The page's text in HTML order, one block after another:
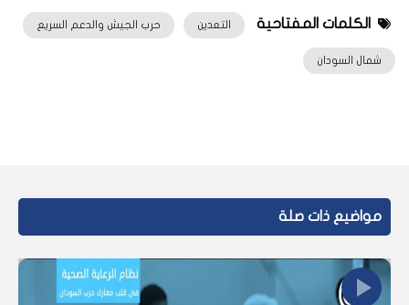
الكلمات المفتاحية التعدين حرب الجيش والدعم السريع
شمال السودان
مواضيع ذات صلة